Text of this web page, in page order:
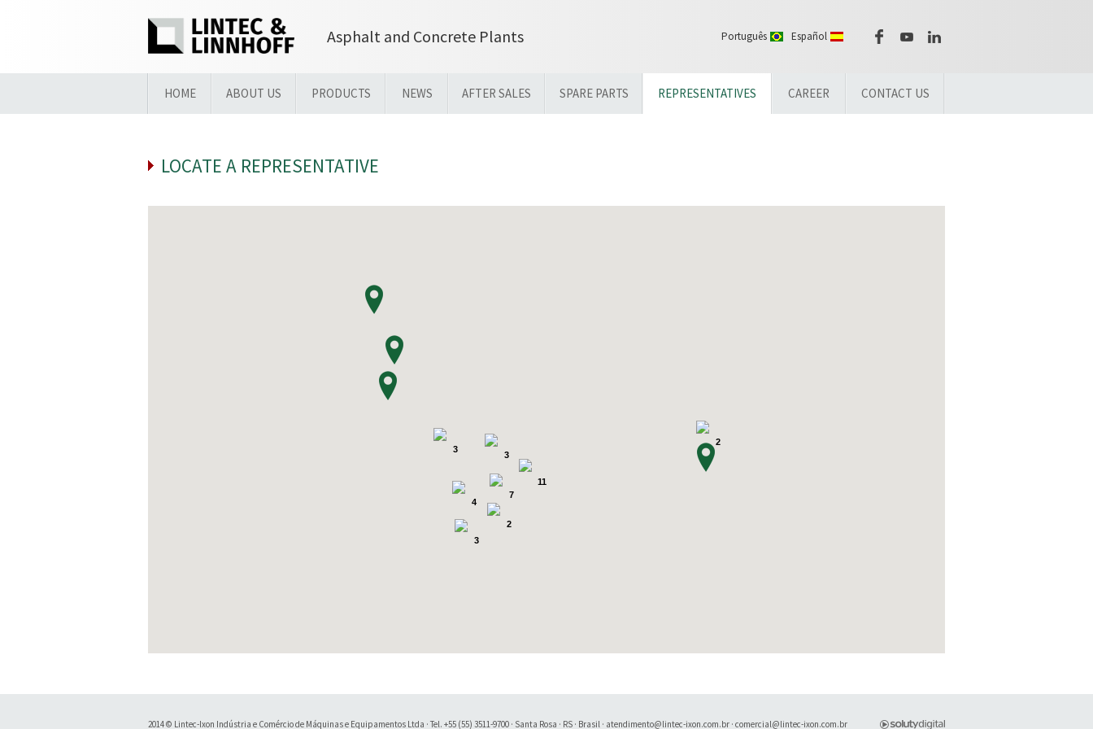
Asphalt and Concrete Plants Português Español
HOME ABOUT US PRODUCTS NEWS AFTER SALES SPARE PARTS REPRESENTATIVES CAREER CONTACT US
LOCATE A REPRESENTATIVE
3
2
4
3
11
3
7
2
2014 © Lintec-Ixon Indústria e Comércio de Máquinas e Equipamentos Ltda · Tel. +55 (55) 3511-9700 · Santa Rosa · RS · Brasil · atendimento@lintec-ixon.com.br · comercial@lintec-ixon.com.br